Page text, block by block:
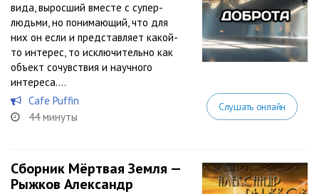
вида, выросший вместе с супер-
людьми, но понимающий, что для
них он если и представляет какой-
то интерес, то исключительно как
объект сочувствия и научного
интереса....
Cafe Puffin
44 минуты
Слушать онлайн
Сборник Мёртвая Земля —
Рыжков Александр